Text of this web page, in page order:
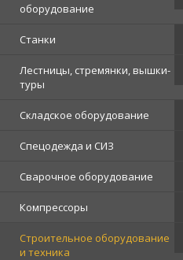
оборудование
Станки
Лестницы, стремянки, вышки-
туры
Складское оборудование
Спецодежда и СИЗ
Сварочное оборудование
Компрессоры
Строительное оборудование
и техника